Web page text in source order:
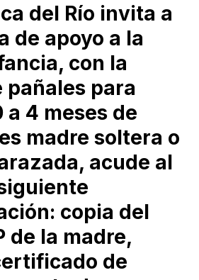
del Río invita a
de apoyo a la
con la
pañales para
a 4 meses de
madre soltera o
acude al
copia del
de la madre,
de